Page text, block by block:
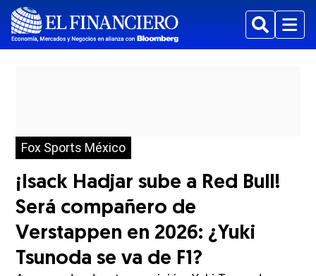
BuscarMenu
Fox Sports México
¡Isack Hadjar sube a Red Bull!
Será compañero de
Verstappen en 2026: ¿Yuki
Tsunoda se va de F1?